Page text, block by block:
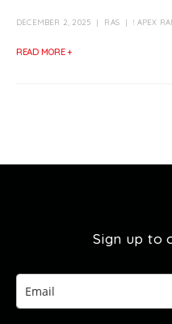
DECEMBER 2, 2025 RAS ! APEX
READ MORE +
Sign up to